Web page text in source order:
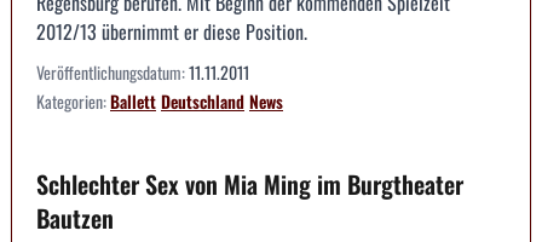
2012/13 übernimmt er diese Position.
Veröffentlichungsdatum:11.11.2011
Kategorien:BallettDeutschlandNews
Schlechter Sex von Mia Ming im Burgtheater
Bautzen